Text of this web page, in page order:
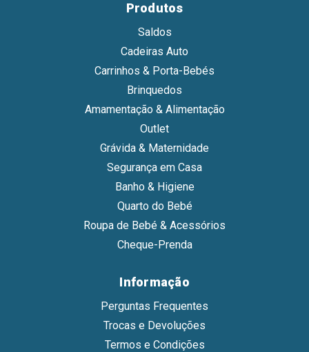
Produtos
Saldos
Cadeiras Auto
Carrinhos & Porta-Bebés
Brinquedos
Amamentação & Alimentação
Outlet
Grávida & Maternidade
Segurança em Casa
Banho & Higiene
Quarto do Bebé
Roupa de Bebé & Acessórios
Cheque-Prenda
Informação
Perguntas Frequentes
Trocas e Devoluções
Termos e Condições